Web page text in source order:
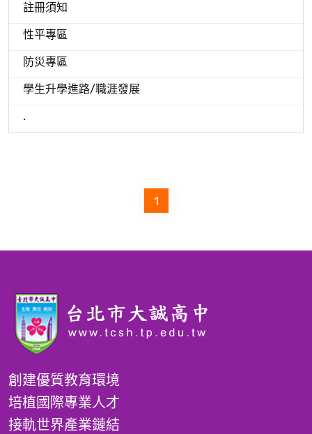
註冊須知
性平專區
防災專區
學生升學進路/職涯發展
.
1
創建優質教育環境
培植國際專業人才
接軌世界產業鏈結